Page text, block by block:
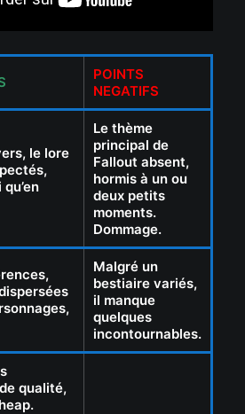
POINTS
NEGATIFS
le lore
Le thème
principal de
Fallout absent,
hormis à un ou
deux petits
moments.
Dommage.
Malgré un
bestiaire variés,
il manque
quelques
incontournables.
qualité,